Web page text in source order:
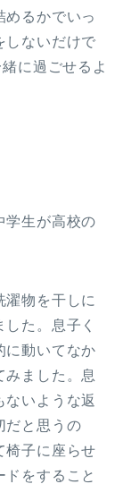
めるかでいっ
しないだけで
に過ごせるよ
学生が高校の
濯物を干しに
た。息子く
に動いてなか
みました。息
ないような返
だと思うの
椅子に座らせ
をすること